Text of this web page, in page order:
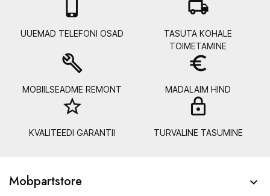

UUEMAD TELEFONI OSAD
local_shipping
TASUTA KOHALE
TOIMETAMINE
build
MOBIILSEADME REMONT
euro_symbol
MADALAIM HIND
star_border
KVALITEEDI GARANTII TURVALINE TASUMINE
Mobpartstore 